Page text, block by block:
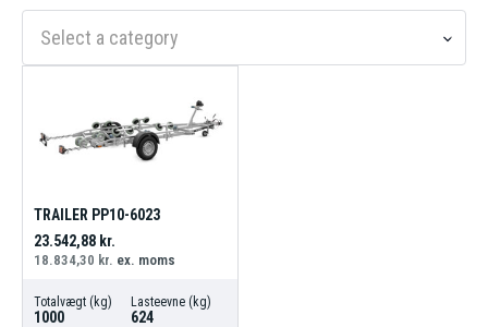
Select a category
TRAILER PP10-6023
23.542,88 kr.
18.834,30 kr. ex. moms
Totalvægt (kg)
1000
Lasteevne (kg)
624